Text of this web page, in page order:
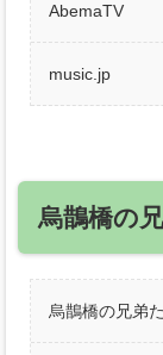
AbemaTV
music.jp
烏鵲橋の
烏鵲橋の兄弟